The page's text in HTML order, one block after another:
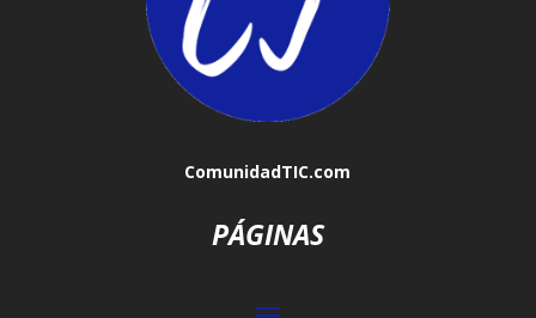
ComunidadTIC.com
PÁGINAS